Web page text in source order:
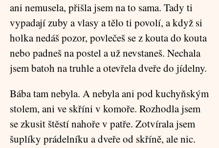
ani nemusela, přišla jsem na to sama. Tady ti
vypadají zuby a vlasy a tělo ti povolí, a když si
holka nedáš pozor, povlečeš se z kouta do kouta
nebo padneš na postel a už nevstaneš. Nechala
jsem batoh na truhle a otevřela dveře do jídelny.
Bába tam nebyla. A nebyla ani pod kuchyňským
stolem, ani ve skříni v komoře. Rozhodla jsem
se zkusit štěstí nahoře v patře. Zotvírala jsem
šuplíky prádelníku a dveře od skříně, ale nic.